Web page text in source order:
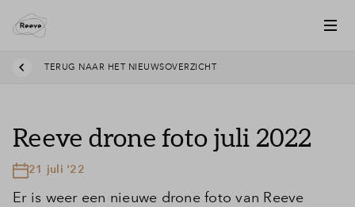
TERUG NAAR HET NIEUWSOVERZICHT
Reeve drone foto juli 2022
21 juli '22
Er is weer een nieuwe drone foto van Reeve